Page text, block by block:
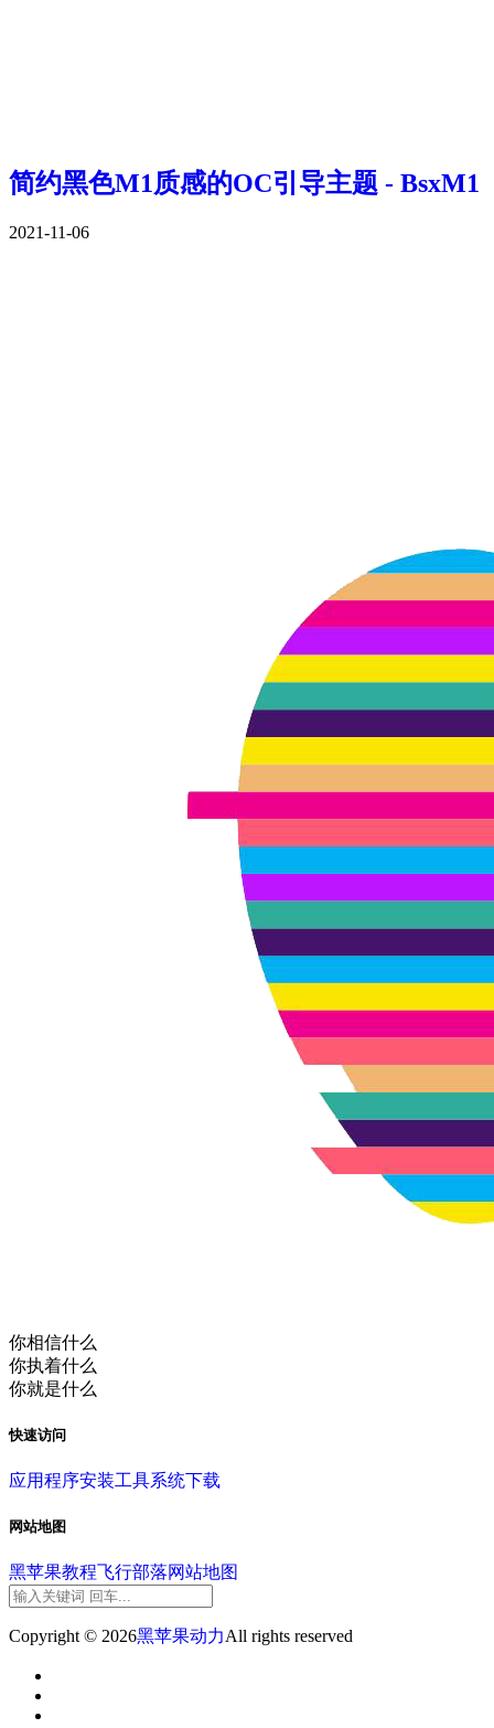
简约黑色M1质感的OC引导主题 - BsxM1
2021-11-06
你相信什么
你执着什么
你就是什么
快速访问
应用程序安装工具系统下载
网站地图
黑苹果教程飞行部落网站地图
Copyright © 2026黑苹果动力All rights reserved